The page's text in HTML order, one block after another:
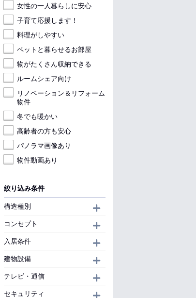
女性の一人暮らしに安心
子育て応援します！
料理がしやすい
ペットと暮らせるお部屋
物がたくさん収納できる
ルームシェア向け
リノベーション＆リフォーム
物件
冬でも暖かい
高齢者の方も安心
パノラマ画像あり
物件動画あり
絞り込み条件
構造種別
コンセプト
入居条件
建物設備
テレビ・通信
セキュリティ